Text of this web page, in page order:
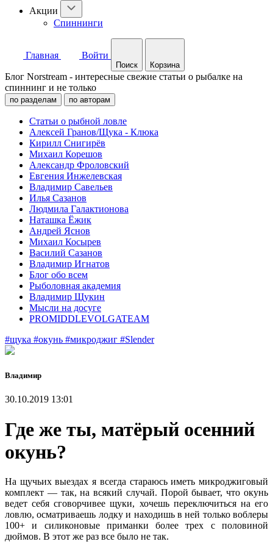
Акции
Спиннинги
Главная Войти
Поиск Корзина
Блог Norstream - интересные свежие статьи о рыбалке на
спиннинг и не только
по разделам по авторам
Статьи о рыбной ловле
Алексей Гранов/Щука - Клюка
Кирилл Снигирёв
Михаил Корешов
Александр Фроловский
Евгения Инжелевская
Владимир Савельев
Илья Сазанов
Людмила Галактионова
Наташка Ёжик
Андрей Яснов
Михаил Косырев
Василий Сазанов
Владимир Игнатов
Блог обо всем
Рыболовная академия
Владимир Щукин
Мысли на досуге
PROMIDDLEVOLGATEAM
#щука #окунь #микроджиг #Slender
Владимир
30.10.2019 13:01
Где же ты, матёрый осенний
окунь?
На щучьих выездах я всегда стараюсь иметь микроджиговый
комплект — так, на всякий случай. Порой бывает, что окунь
ведет себя сговорчивее щуки, хочешь переключиться на его
ловлю, осматриваешь лодку и находишь в ней только воблеры
100+ и силиконовые приманки более трех с половиной
дюймов. В этот же раз все было не так.